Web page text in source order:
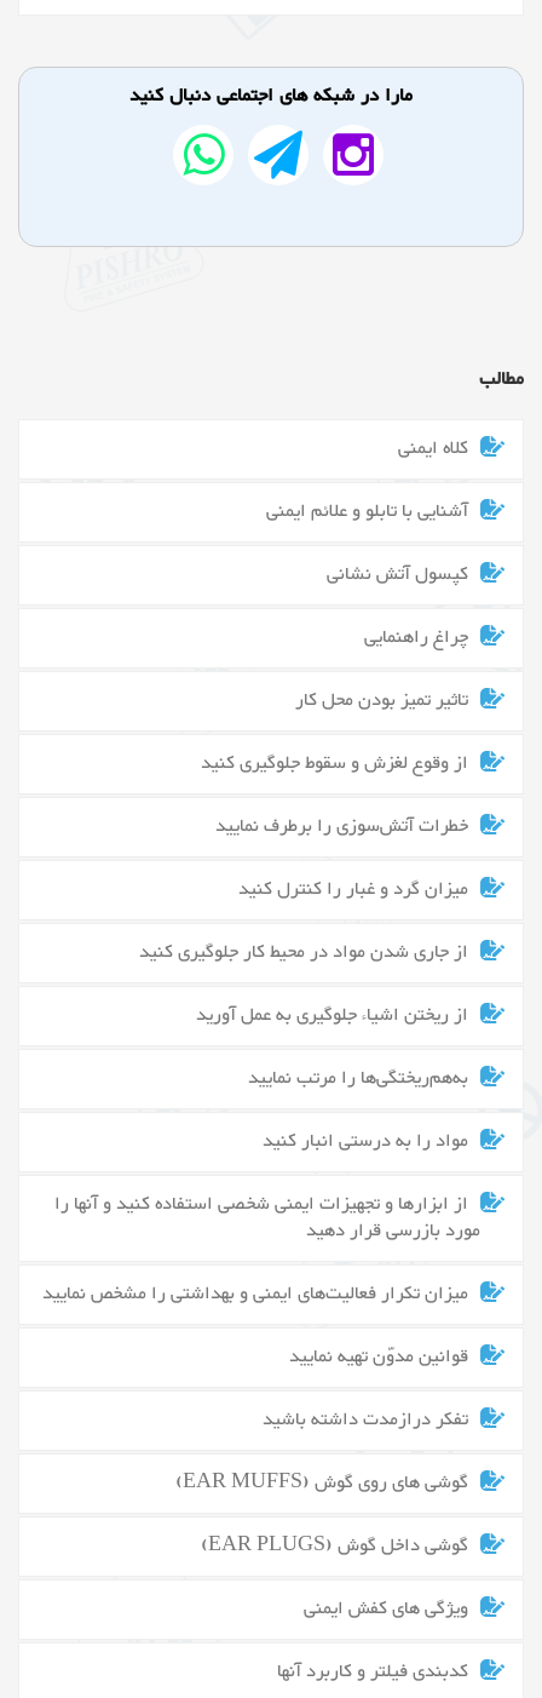
مارا در شبکه های اجتماعی دنبال کنید
مطالب
کلاه ایمنی
آشنایی با تابلو و علائم ایمنی
کپسول آتش نشانی
چراغ راهنمایی
تاثیر تمیز بودن محل کار
از وقوع لغزش و سقوط جلوگیری کنید
خطرات آتش‌سوزی را برطرف نمایید
میزان گرد و غبار را کنترل کنید
از جاری شدن مواد در محیط کار جلوگیری کنید
از ریختن اشیاء جلوگیری به عمل آورید
به‌هم‌ریختگی‌ها را مرتب نمایید
مواد را به درستی انبار کنید
از ابزارها و تجهیزات ایمنی شخصی استفاده کنید و آنها را
مورد بازرسی قرار دهید
میزان تکرار فعالیت‌های ایمنی و بهداشتی را مشخص نمایید
قوانین مدوّن تهیه نمایید
تفکر درازمدت داشته باشید
گوشی های روی گوش (EAR MUFFS)
گوشی داخل گوش (EAR PLUGS)
ویژگی های کفش ایمنی
کدبندی فیلتر و کاربرد آنها